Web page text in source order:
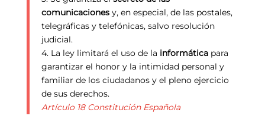
comunicacionesy, en especial, de las postales,
telegráficas y telefónicas, salvo resolución
judicial.
4. La ley limitará el uso de la informáticapara
garantizar el honor y la intimidad personal y
familiar de los ciudadanos y el pleno ejercicio
de sus derechos.
Artículo 18 Constitución Española